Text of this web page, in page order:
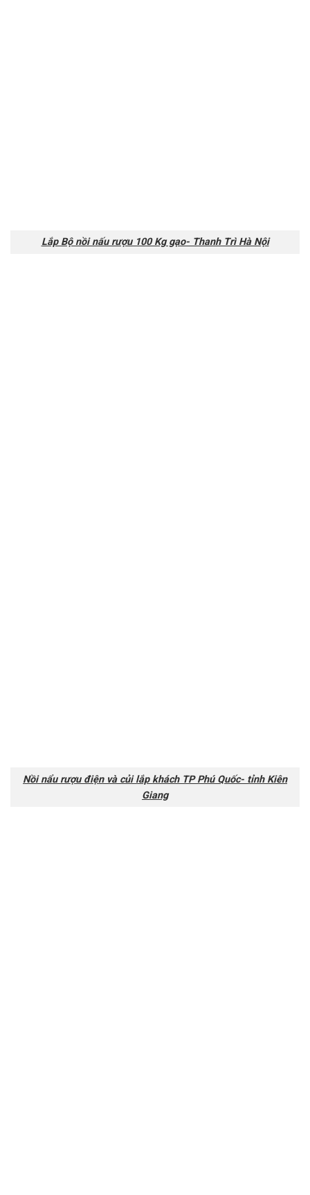
Lắp Bộ nồi nấu rượu 100 Kg gạo- Thanh Trì Hà Nội
Nồi nẩu rượu điện và củi lắp khách TP Phú Quốc- tỉnh Kiên
Giang